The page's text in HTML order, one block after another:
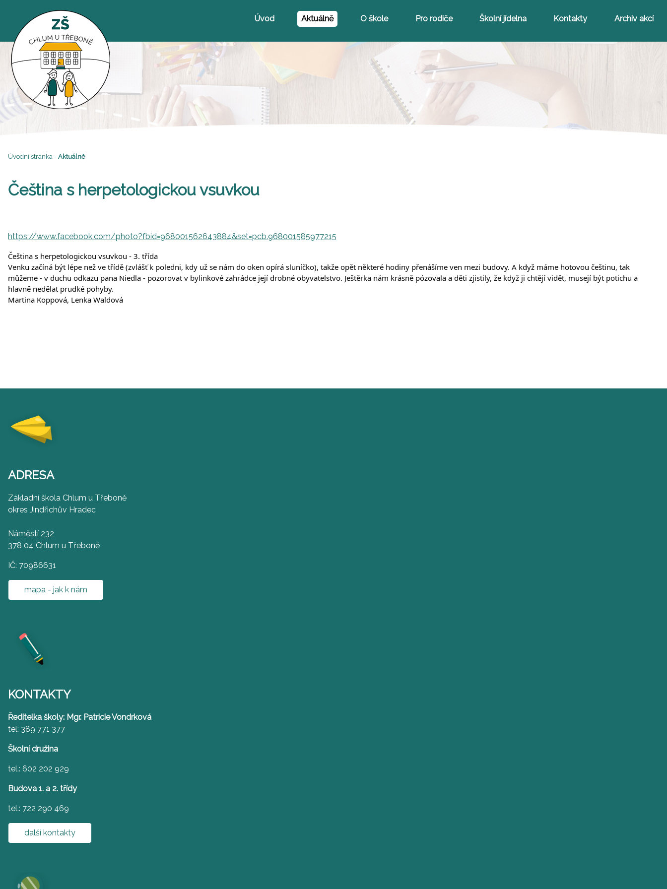
Úvod Aktuálně O škole Pro rodiče Školní jídelna Kontakty Archiv akcí
Úvodní stránka - Aktuálně
Čeština s herpetologickou vsuvkou
https://www.facebook.com/photo?fbid=968001562643884&set=pcb.968001585977215
Čeština s herpetologickou vsuvkou - 3. třída
Venku začíná být lépe než ve třídě (zvlášť k poledni, kdy už se nám do oken opírá sluníčko), takže opět některé hodiny přenášíme ven mezi budovy. A když máme hotovou češtinu, tak
můžeme - v duchu odkazu pana Niedla - pozorovat v bylinkové zahrádce její drobné obyvatelstvo. Ještěrka nám krásně pózovala a děti zjistily, že když ji chtějí vidět, musejí být potichu a
hlavně nedělat prudké pohyby.
Martina Koppová, Lenka Waldová
ADRESA
Základní škola Chlum u Třeboně
okres Jindřichův Hradec
Náměstí 232
378 04 Chlum u Třeboně
IČ: 70986631
mapa - jak k nám
KONTAKTY
Ředitelka školy: Mgr. Patricie Vondrková
tel: 389 771 377
Školní družina
tel.: 602 202 929
Budova 1. a 2. třídy
tel.: 722 290 469
další kontakty